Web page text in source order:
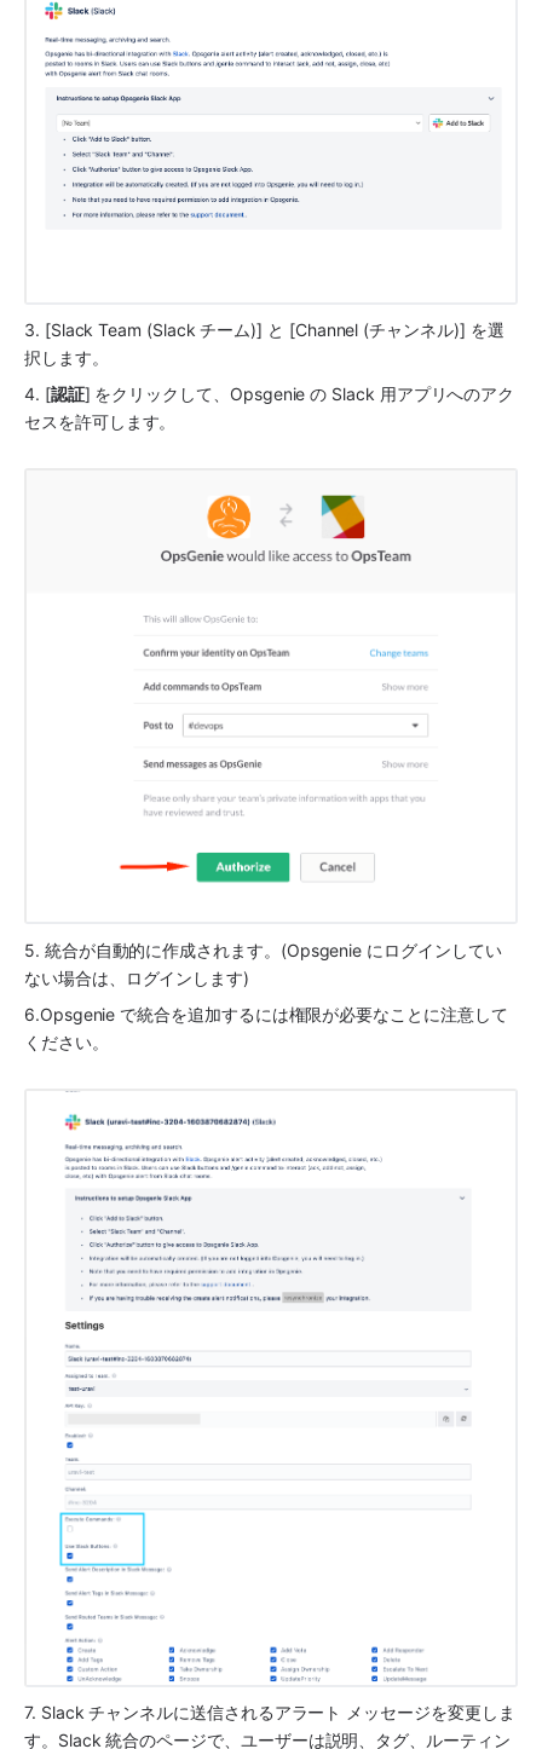
3. [Slack Team (Slack チーム)] と [Channel (チャンネル)] を選
択します。
4. [認証] をクリックして、 Opsgenie の Slack 用アプリへのアク
セスを許可します。
5. 統合が自動的に作成されます。(Opsgenie にログインしてい
ない場合は、ログインします)
6.Opsgenie で統合を追加するには権限が必要なことに注意して
ください。
7. Slack チャンネルに送信されるアラート メッセージを変更しま
す。 Slack 統合のページで、ユーザーは説明、タグ、ルーティン